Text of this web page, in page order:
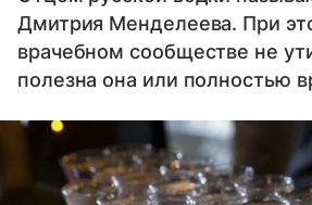
Дмитрия Менделеева. При
врачебном сообществе не
полезна она или полностью